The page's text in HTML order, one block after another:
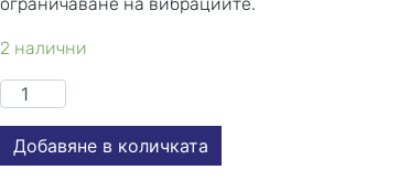
2 налични
Добавяне в количката